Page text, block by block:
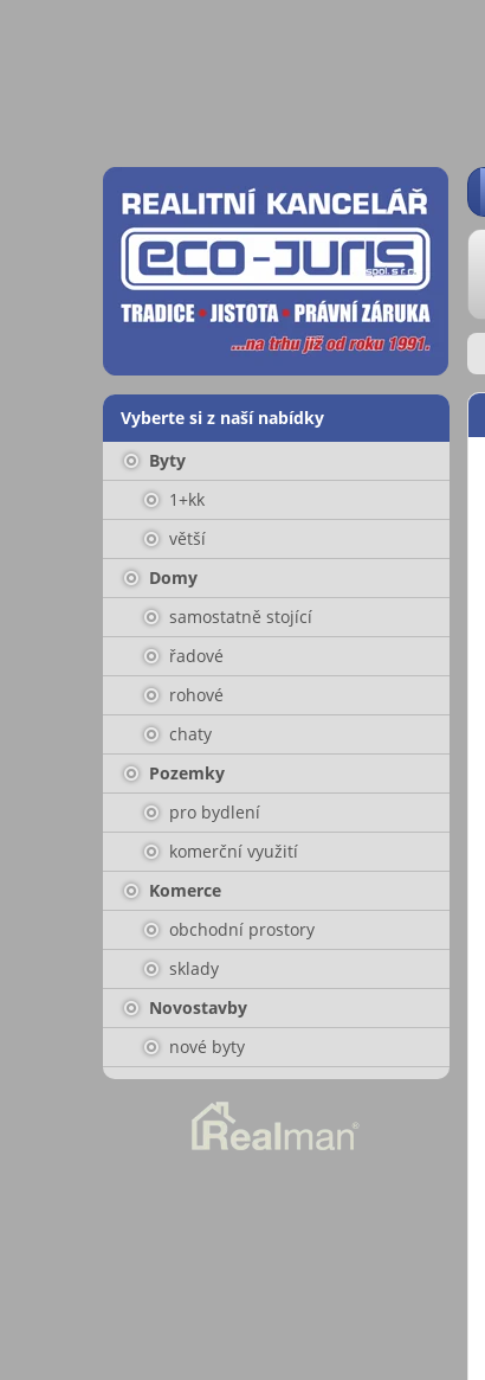
Vyberte si z naší nabídky
Byty
1+kk
větší
Domy
samostatně stojící
řadové
rohové
chaty
Pozemky
pro bydlení
komerční využití
Komerce
obchodní prostory
sklady
Novostavby
nové byty